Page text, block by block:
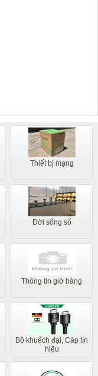
Thiết bị mạng
Đời sống số
Thông tin giở hàng
Bộ khuếch đại, Cáp tín
hiệu